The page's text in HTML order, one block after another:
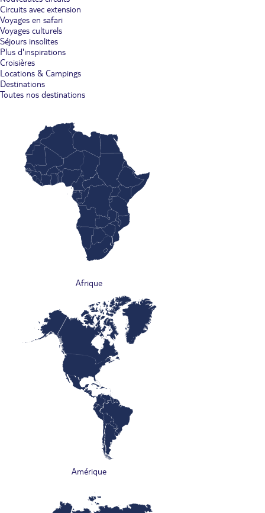
Circuits avec extension
Voyages en safari
Voyages culturels
Séjours insolites
Plus d'inspirations
Croisières
Locations & Campings
Destinations
Toutes nos destinations
Afrique
Amérique